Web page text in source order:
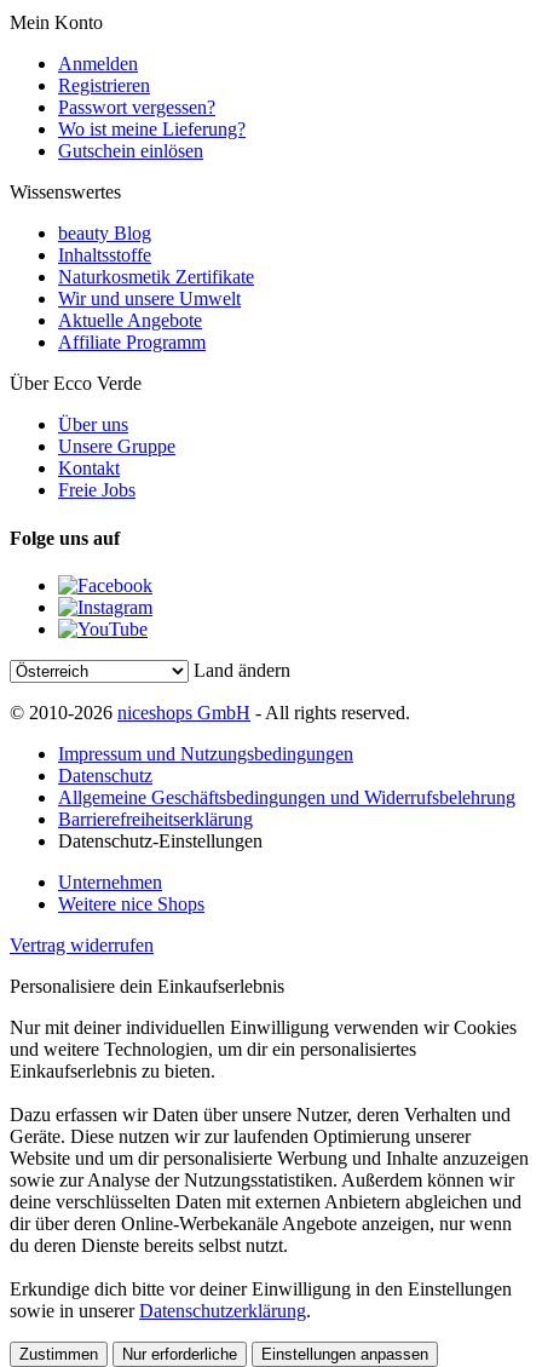
Mein Konto
Anmelden
Registrieren
Passwort vergessen?
Wo ist meine Lieferung?
Gutschein einlösen
Wissenswertes
beauty Blog
Inhaltsstoffe
Naturkosmetik Zertifikate
Wir und unsere Umwelt
Aktuelle Angebote
Affiliate Programm
Über Ecco Verde
Über uns
Unsere Gruppe
Kontakt
Freie Jobs
Folge uns auf
Land ändern
© 2010-2026 niceshops GmbH - All rights reserved.
Impressum und Nutzungsbedingungen
Datenschutz
Allgemeine Geschäftsbedingungen und Widerrufsbelehrung
Barrierefreiheitserklärung
Datenschutz-Einstellungen
Unternehmen
Weitere nice Shops
Vertrag widerrufen
Personalisiere dein Einkaufserlebnis
Nur mit deiner individuellen Einwilligung verwenden wir Cookies
und weitere Technologien, um dir ein personalisiertes
Einkaufserlebnis zu bieten.
Dazu erfassen wir Daten über unsere Nutzer, deren Verhalten und
Geräte. Diese nutzen wir zur laufenden Optimierung unserer
Website und um dir personalisierte Werbung und Inhalte anzuzeigen
sowie zur Analyse der Nutzungsstatistiken. Außerdem können wir
deine verschlüsselten Daten mit externen Anbietern abgleichen und
dir über deren Online-Werbekanäle Angebote anzeigen, nur wenn
du deren Dienste bereits selbst nutzt.
Erkundige dich bitte vor deiner Einwilligung in den Einstellungen
sowie in unsererDatenschutzerklärung.
Zustimmen Nur erforderliche Einstellungen anpassen